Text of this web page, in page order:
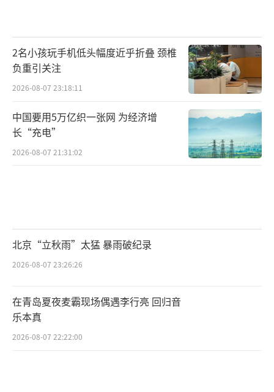
2名小孩玩手机低头幅度近乎折叠 颈椎
负重引关注
2026-08-07 23:18:11
中国要用5万亿织一张网 为经济增
长“充电”
2026-08-07 21:31:02
北京“立秋雨”太猛 暴雨破纪录
2026-08-07 23:26:26
在青岛夏夜麦霸现场偶遇李行亮 回归音
乐本真
2026-08-07 22:22:00